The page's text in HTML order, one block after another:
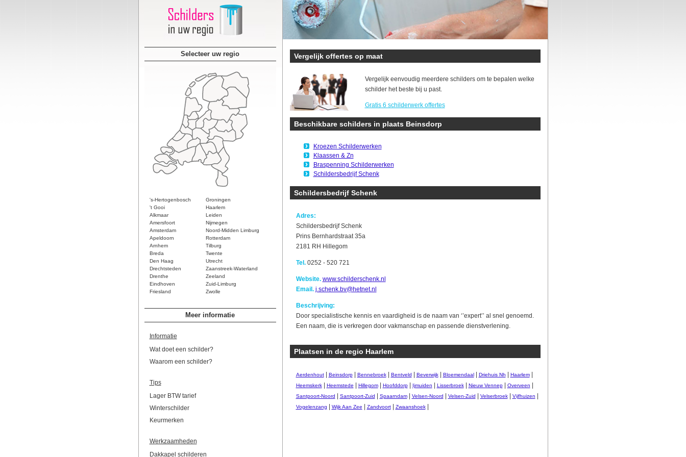
Selecteer uw regio
's-Hertogenbosch
Groningen
't Gooi
Haarlem
Alkmaar
Leiden
Amersfoort
Nijmegen
Amsterdam
Noord-Midden Limburg
Apeldoorn
Rotterdam
Arnhem
Tilburg
Breda
Twente
Den Haag
Utrecht
Drechtsteden
Zaanstreek-Waterland
Drenthe
Zeeland
Eindhoven
Zuid-Limburg
Friesland
Zwolle
Meer informatie
Informatie
Wat doet een schilder?
Waarom een schilder?
Tips
Lager BTW tarief
Winterschilder
Keurmerken
Werkzaamheden
Dakkapel schilderen
Vergelijk offertes op maat
Vergelijk eenvoudig meerdere schilders om te bepalen welke
schilder het beste bij u past.
Gratis 6 schilderwerk offertes
Beschikbare schilders in plaats Beinsdorp
Kroezen Schilderwerken
Klaassen & Zn
Braspenning Schilderwerken
Schildersbedrijf Schenk
Schildersbedrijf Schenk
Adres:
Schildersbedrijf Schenk
Prins Bernhardstraat 35a
2181 RH Hillegom
Tel.0252 - 520 721
Website. www.schilderschenk.nl
Email. j.schenk.bv@hetnet.nl
Beschrijving:
Door specialistische kennis en vaardigheid is de naam van ‘’expert’’ al snel genoemd.
Een naam, die is verkregen door vakmanschap en passende dienstverlening.
Plaatsen in de regio Haarlem
Aerdenhout| Beinsdorp| Bennebroek| Bentveld Beverwijk| Bloemendaal| Driehuis Nh Haarlem|
Heemskerk| Heemstede Hillegom| Hoofddorp| Ijmuiden Lisserbroek| Nieuw Vennep| Overveen
Santpoort-Noord Santpoort-Zuid Spaarndam| Velsen-Noord Velsen-Zuid Velserbroek| Vijfhuizen
Vogelenzang Wijk Aan Zee Zandvoort| Zwaanshoek|